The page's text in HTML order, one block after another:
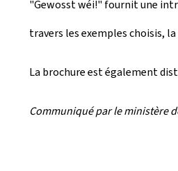
"Gewosst wéi!" fournit une
travers les exemples choisis,
La brochure est également
Communiqué par le ministère